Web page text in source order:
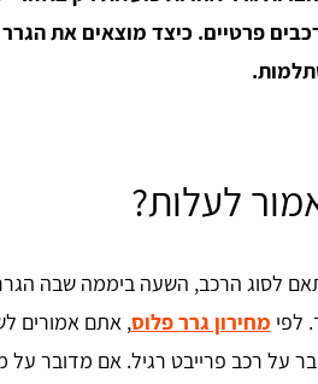
פרטיים. כיצד מוצאים את
לעלות?
לסוג הרכב, השעה ביממה שבה
לפי מחירון גרר פלוס